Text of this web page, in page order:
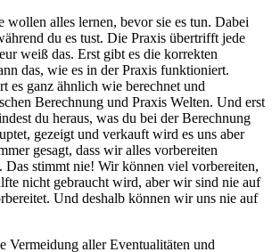
wollen alles lernen, bevor sie es tun. Dabei
du es tust. Die Praxis übertrifft jede
weiß das. Erst gibt es die korrekten
das, wie es in der Praxis funktioniert.
es ganz ähnlich wie berechnet und
Berechnung und Praxis Welten. Und erst
du heraus, was du bei der Berechnung
gezeigt und verkauft wird es uns aber
gesagt, dass wir alles vorbereiten
Das stimmt nie! Wir können viel vorbereiten,
nicht gebraucht wird, aber wir sind nie auf
Und deshalb können wir uns nie auf
Vermeidung aller Eventualitäten und